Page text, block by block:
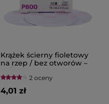
Krążek ścierny fioletowy
na rzep / bez otworów –
260L+
2 oceny
4,01 zł